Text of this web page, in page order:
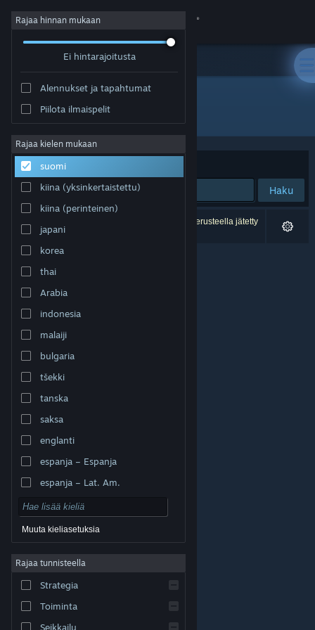
Kirjaudu sisään
Tietoa
Tuki
Vaihda kieli
Hanki Steam-mobiilisovellus
Näytä työpöytäsivusto
© Valve Corporation. Kaikki oikeudet pidätetään. Kaikki
Yhdysvalloissa ja kaikkialla maailmassa.
Helppokäyttötoiminnot
Hyvitykset|Evästeet
Rajaa hinnan mukaan
Ei hintarajoitusta
Alennukset ja tapahtumat
Piilota ilmaispelit
Rajaa kielen mukaan
suomi
kiina (yksinkertaistettu)
kiina (perinteinen)
japani
korea
thai
Arabia
indonesia
malaiji
bulgaria
tšekki
tanska
saksa
englanti
espanja – Espanja
espanja – Lat. Am.
Muuta kieliasetuksia
Rajaa tunnisteella
Strategia
Toiminta
Seikkailu
Julkaisija: Blue Ghost Games
Järjestelyperuste
Haku
0 tulosta vastaa hakuasi. 2 peliä on asetustesi perusteella jätetty
pois.